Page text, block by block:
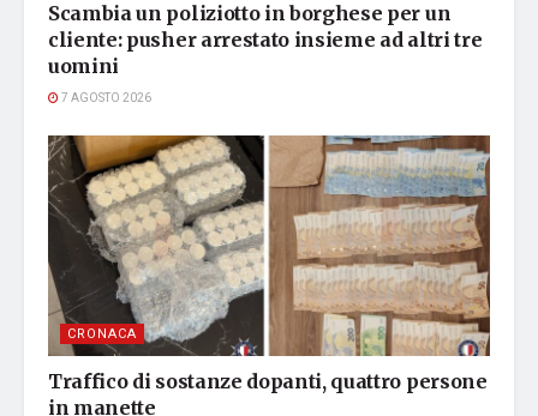
Scambia un poliziotto in borghese per un
cliente: pusher arrestato insieme ad altri tre
uomini
7 AGOSTO 2026
CRONACA
Traffico di sostanze dopanti, quattro persone
in manette